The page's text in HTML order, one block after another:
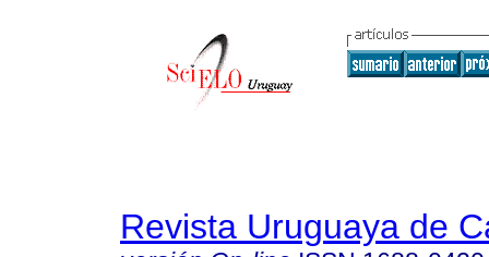
Revista Uruguaya de